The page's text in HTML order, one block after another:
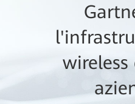
wireless